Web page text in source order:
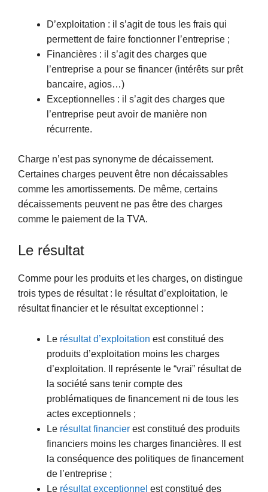
D’exploitation : il s’agit de tous les frais qui
permettent de faire fonctionner l’entreprise ;
Financières : il s’agit des charges que
l’entreprise a pour se financer (intérêts sur prêt
bancaire, agios…)
Exceptionnelles : il s’agit des charges que
l’entreprise peut avoir de manière non
récurrente.
Charge n’est pas synonyme de décaissement.
Certaines charges peuvent être non décaissables
comme les amortissements. De même, certains
décaissements peuvent ne pas être des charges
comme le paiement de la TVA.
Le résultat
Comme pour les produits et les charges, on distingue
trois types de résultat : le résultat d’exploitation, le
résultat financier et le résultat exceptionnel :
Le résultat d’exploitation est constitué des
produits d’exploitation moins les charges
d’exploitation. Il représente le “vrai” résultat de
la société sans tenir compte des
problématiques de financement ni de tous les
actes exceptionnels ;
Le résultat financier est constitué des produits
financiers moins les charges financières. Il est
la conséquence des politiques de financement
de l’entreprise ;
Le résultat exceptionnel est constitué des